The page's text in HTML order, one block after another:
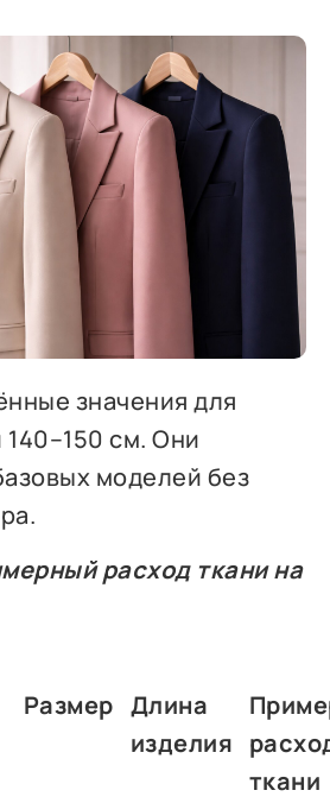
значения для
см. Они
моделей без
расход ткани на
Размер Длина
изделия
ткани